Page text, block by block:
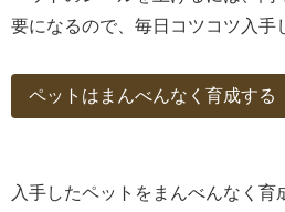
要になるので、毎日コツコツ入手
ペットはまんべんなく育成する
入手したペットをまんべんなく育